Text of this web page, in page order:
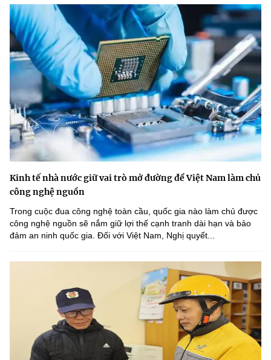
Kinh tế nhà nước giữ vai trò mở đường để Việt Nam làm chủ
công nghệ nguồn
Trong cuộc đua công nghệ toàn cầu, quốc gia nào làm chủ được
công nghệ nguồn sẽ nắm giữ lợi thế cạnh tranh dài hạn và bảo
đảm an ninh quốc gia. Đối với Việt Nam, Nghị quyết...